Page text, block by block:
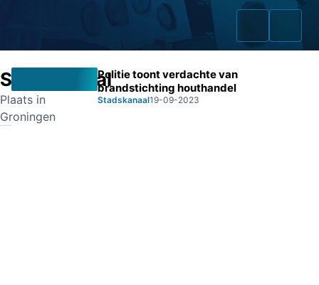
Stadskanaal
Plaats in
Groningen
Politie toont verdachte van
brandstichting houthandel
Stadskanaal19-09-2023